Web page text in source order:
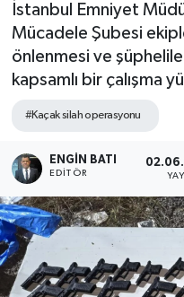
İstanbul Emniyet
Mücadele Şubesi
önlenmesi ve
kapsamlı bir çalışma
#Kaçak silah operasyonu
ENGIN BATI
EDITÖR